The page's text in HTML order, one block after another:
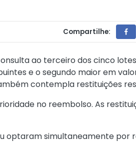
Compartilhe:
ao terceiro dos cinco
e o segundo maior em
contempla restituições
no reembolso. As
optaram simultaneamente por